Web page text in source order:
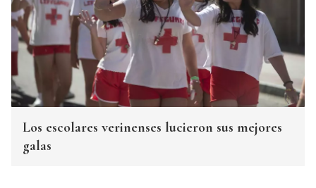
Los escolares verinenses lucieron sus mejores
galas